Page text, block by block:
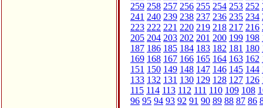
259 258 257 256 255 254 253 252
241 240 239 238 237 236 235 234
223 222 221 220 219 218 217 216
205 204 203 202 201 200 199 198
187 186 185 184 183 182 181 180
169 168 167 166 165 164 163 162
151 150 149 148 147 146 145 144
133 132 131 130 129 128 127 126
115 114 113 112 111 110 109 108
96 95 94 93 92 91 90 89 88 87 86